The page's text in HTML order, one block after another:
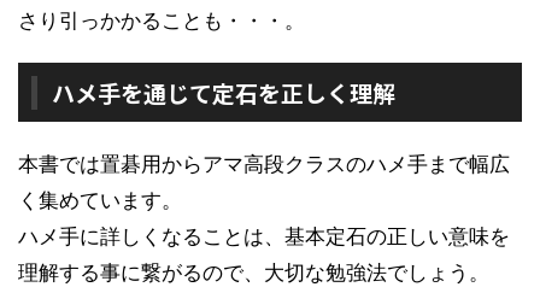
さり引っかかることも・・・。
ハメ手を通じて定石を正しく理解
本書では置碁用からアマ高段クラスのハメ手まで幅広
く集めています。
ハメ手に詳しくなることは、基本定石の正しい意味を
理解する事に繋がるので、大切な勉強法でしょう。